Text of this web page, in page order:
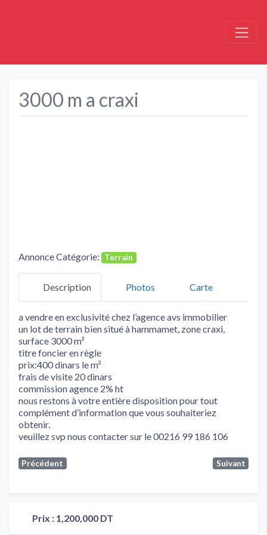
3000 m a craxi
Annonce Catégorie: Terrain
Description Photos Carte
a vendre en exclusivité chez l’agence avs immobilier
un lot de terrain bien situé à hammamet, zone craxi,
surface 3000 m²
titre foncier en règle
prix:400 dinars le m²
frais de visite 20 dinars
commission agence 2% ht
nous restons à votre entière disposition pour tout
complément d’information que vous souhaiteriez
obtenir.
veuillez svp nous contacter sur le 00216 99 186 106
Précédent Suivant
Prix : 1,200,000 DT